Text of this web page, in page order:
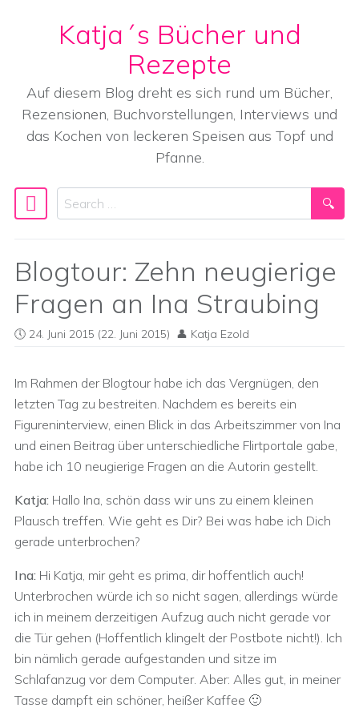
Skip to content
Katja´s Bücher und
Rezepte
Auf diesem Blog dreht es sich rund um Bücher,
Rezensionen, Buchvorstellungen, Interviews und
das Kochen von leckeren Speisen aus Topf und
Pfanne.
Main Navigation
Search
Blogtour: Zehn neugierige
Fragen an Ina Straubing
24. Juni 2015 (22. Juni 2015) Katja Ezold
Im Rahmen der Blogtour habe ich das Vergnügen, den
letzten Tag zu bestreiten. Nachdem es bereits ein
Figureninterview, einen Blick in das Arbeitszimmer von Ina
und einen Beitrag über unterschiedliche Flirtportale gabe,
habe ich 10 neugierige Fragen an die Autorin gestellt.
Katja: Hallo Ina, schön dass wir uns zu einem kleinen
Plausch treffen. Wie geht es Dir? Bei was habe ich Dich
gerade unterbrochen?
Ina: Hi Katja, mir geht es prima, dir hoffentlich auch!
Unterbrochen würde ich so nicht sagen, allerdings würde
ich in meinem derzeitigen Aufzug auch nicht gerade vor
die Tür gehen (Hoffentlich klingelt der Postbote nicht!). Ich
bin nämlich gerade aufgestanden und sitze im
Schlafanzug vor dem Computer. Aber: Alles gut, in meiner
Tasse dampft ein schöner, heißer Kaffee 🙂